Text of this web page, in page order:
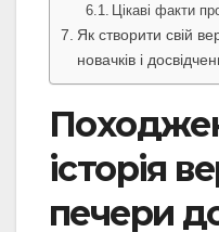
Цікаві факти
Як створити свій
новачків і
історія
печери